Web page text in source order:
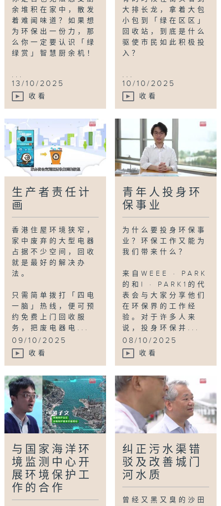
余堆积在家中，散发
着难闻味道？如果想
为环保出一份力，那
么你一定要认识「绿
绿赏」智慧厨余机！
...
13/10/2025
收看
大排长龙，拿着大包
小包到「绿在区区」
回收站，到底是什么
驱使市民如此积极投
入？
...
10/10/2025
收看
生产者责任计
画
香港住屋环境狭窄，
家中废弃的大型电器
占据不少空间，回收
就是最好的解决办
法。
只需简单拨打「四电
一脑」热线，便可预
约免费上门回收服
务，把废电器电...
09/10/2025
收看
青年人投身环
保事业
为什么要投身环保事
业？环保工作又能为
我们带来什么？
来自WEEE · PARK
的和I · PARK1的代
表会与大家分享他们
在环保界的工作经
验。对于许多人来
说，投身环保并...
08/10/2025
收看
与国家海洋环
境监测中心开
展环境保护工
作的合作
纠正污水渠错
驳及改善城门
河水质
曾经又黑又臭的沙田